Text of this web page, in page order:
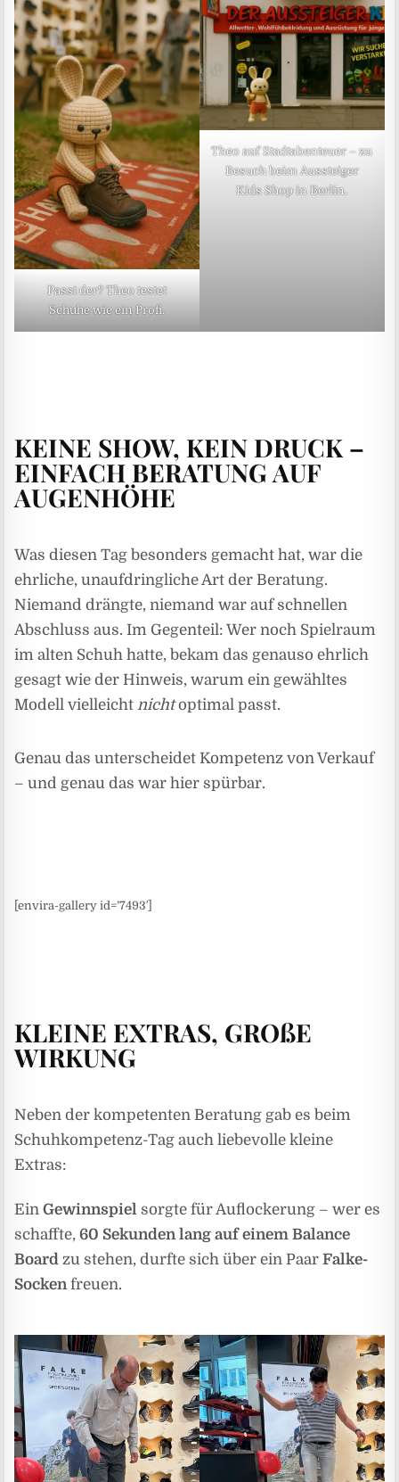
Passt der? Theo testet
Schuhe wie ein Profi.
Theo auf Stadtabenteuer – zu
Besuch beim Aussteiger
Kids Shop in Berlin.
KEINE SHOW, KEIN DRUCK –
EINFACH BERATUNG AUF
AUGENHÖHE
Was diesen Tag besonders gemacht hat, war die
ehrliche, unaufdringliche Art der Beratung.
Niemand drängte, niemand war auf schnellen
Abschluss aus. Im Gegenteil: Wer noch Spielraum
im alten Schuh hatte, bekam das genauso ehrlich
gesagt wie der Hinweis, warum ein gewähltes
Modell vielleichtnichtoptimal passt.
Genau das unterscheidet Kompetenz von Verkauf
– und genau das war hier spürbar.
[envira-gallery id=’7493′]
KLEINE EXTRAS, GROßE
WIRKUNG
Neben der kompetenten Beratung gab es beim
Schuhkompetenz-Tag auch liebevolle kleine
Extras:
EinGewinnspiel sorgte für Auflockerung – wer es
schaffte,60 Sekunden lang auf einem Balance
Board zu stehen, durfte sich über ein PaarFalke-
Socken freuen.